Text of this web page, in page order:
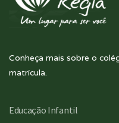
Conheça mais sobre o
matrícula.
Educação Infantil